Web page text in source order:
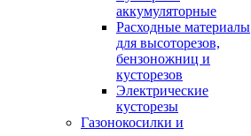
аккумуляторные
Расходные материалы
для высоторезов,
бензоножниц и
кусторезов
Электрические
кусторезы
Газонокосилки и